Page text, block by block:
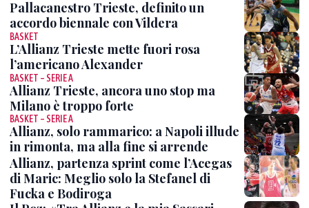
Pallacanestro Trieste, definito un
accordo biennale con Vildera
BASKET
L’Allianz Trieste mette fuori rosa
l’americano Alexander
BASKET – SERIE A
Allianz Trieste, ancora uno stop ma
Milano è troppo forte
BASKET – SERIE A
Allianz, solo rammarico: a Napoli illude
in rimonta, ma alla fine si arrende
Allianz, partenza sprint come l’Acegas
di Maric: Meglio solo la Stefanel di
Fucka e Bodiroga